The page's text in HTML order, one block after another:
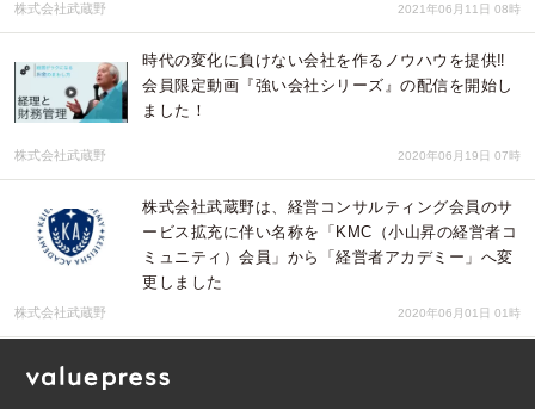
株式会社武蔵野 2021年06月11日 08時
時代の変化に負けない会社を作るノウハウを提供‼
会員限定動画『強い会社シリーズ』の配信を開始し
ました！
株式会社武蔵野 2020年06月19日 07時
株式会社武蔵野は、経営コンサルティング会員のサ
ービス拡充に伴い名称を「KMC（小山昇の経営者コ
ミュニティ）会員」から「経営者アカデミー」へ変
更しました
株式会社武蔵野 2020年06月01日 01時